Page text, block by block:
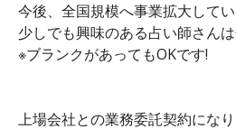
今後、全国規模へ事業拡大してい
少しでも興味のある占い師さん
※ブランクがあってもOKです!
上場会社との業務委託契約になり